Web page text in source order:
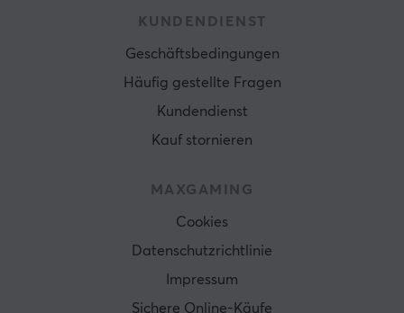
KUNDENDIENST
Geschäftsbedingungen
Häufig gestellte Fragen
Kundendienst
Kauf stornieren
MAXGAMING
Cookies
Datenschutzrichtlinie
Impressum
Sichere Online-Käufe